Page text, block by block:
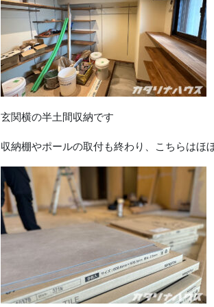
玄関横の半土間収納です
収納棚やポールの取付も終わり、こちらはほ